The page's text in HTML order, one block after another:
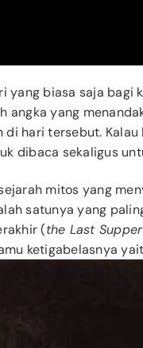
yang biasa saja bagi
angka yang
di hari tersebut.
dibaca sekaligus
mitos yang
satunya yang
(the Last Supper
ketigabelasnya